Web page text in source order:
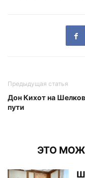
Предыдущая статья
Дон Кихот на
пути
ЭТО